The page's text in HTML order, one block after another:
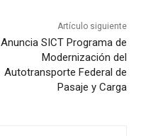
Artículo siguiente
Anuncia SICT Programa de
Modernización del
Autotransporte Federal de
Pasaje y Carga